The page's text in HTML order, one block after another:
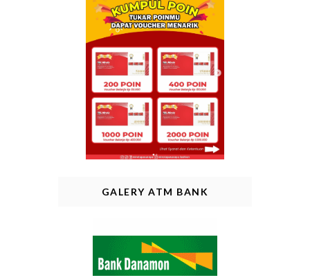
GALERY ATM BANK